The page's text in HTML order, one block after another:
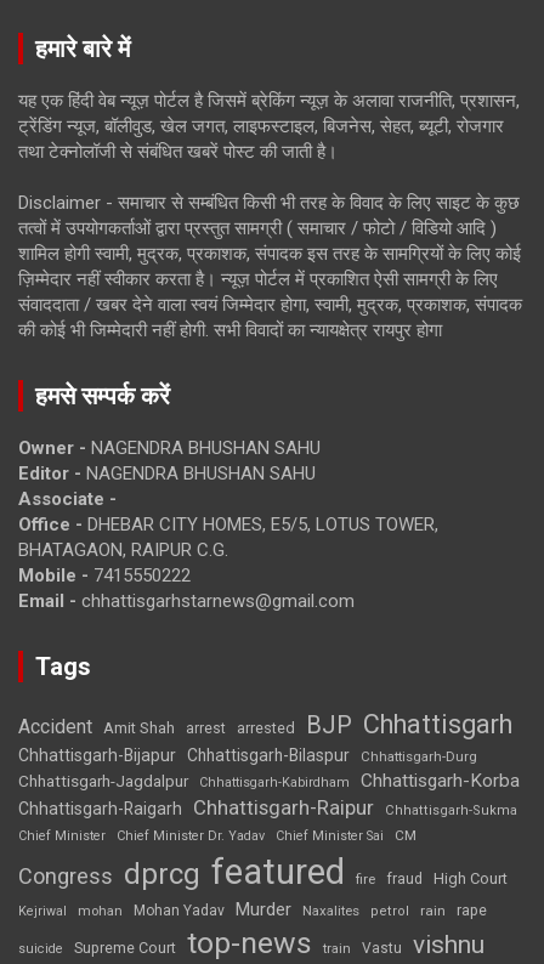
हमारे बारे में
यह एक हिंदी वेब न्यूज़ पोर्टल है जिसमें ब्रेकिंग न्यूज़ के अलावा राजनीति, प्रशासन,
ट्रेंडिंग न्यूज, बॉलीवुड, खेल जगत, लाइफस्टाइल, बिजनेस, सेहत, ब्यूटी, रोजगार
तथा टेक्नोलॉजी से संबंधित खबरें पोस्ट की जाती है।
Disclaimer - समाचार से सम्बंधित किसी भी तरह के विवाद के लिए साइट के कुछ
तत्वों में उपयोगकर्ताओं द्वारा प्रस्तुत सामग्री ( समाचार / फोटो / विडियो आदि )
शामिल होगी स्वामी, मुद्रक, प्रकाशक, संपादक इस तरह के सामग्रियों के लिए कोई
ज़िम्मेदार नहीं स्वीकार करता है। न्यूज़ पोर्टल में प्रकाशित ऐसी सामग्री के लिए
संवाददाता / खबर देने वाला स्वयं जिम्मेदार होगा, स्वामी, मुद्रक, प्रकाशक, संपादक
की कोई भी जिम्मेदारी नहीं होगी. सभी विवादों का न्यायक्षेत्र रायपुर होगा
हमसे सम्पर्क करें
Owner - NAGENDRA BHUSHAN SAHU
Editor - NAGENDRA BHUSHAN SAHU
Associate -
Office - DHEBAR CITY HOMES, E5/5, LOTUS TOWER,
BHATAGAON, RAIPUR C.G.
Mobile - 7415550222
Email - chhattisgarhstarnews@gmail.com
Tags
Accident Amit Shah arrest arrested BJP Chhattisgarh
Chhattisgarh-Bijapur Chhattisgarh-Bilaspur Chhattisgarh-Durg
Chhattisgarh-Jagdalpur Chhattisgarh-Kabirdham Chhattisgarh-Korba
Chhattisgarh-Raigarh Chhattisgarh-Raipur
Chhattisgarh-Sukma
Chief Minister
Chief Minister Dr. Yadav Chief Minister Sai CM
Congress dprcg featured fire fraud High Court
Kejriwal mohan Mohan Yadav Murder Naxalites petrol rain rape
suicide Supreme Court top-news train Vastu vishnu